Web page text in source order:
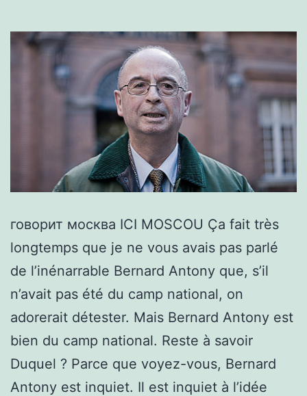
говорит москва ICI MOSCOU Ça fait très
longtemps que je ne vous avais pas parlé
de l’inénarrable Bernard Antony que, s’il
n’avait pas été du camp national, on
adorerait détester. Mais Bernard Antony est
bien du camp national. Reste à savoir
Duquel ? Parce que voyez-vous, Bernard
Antony est inquiet. Il est inquiet à l’idée